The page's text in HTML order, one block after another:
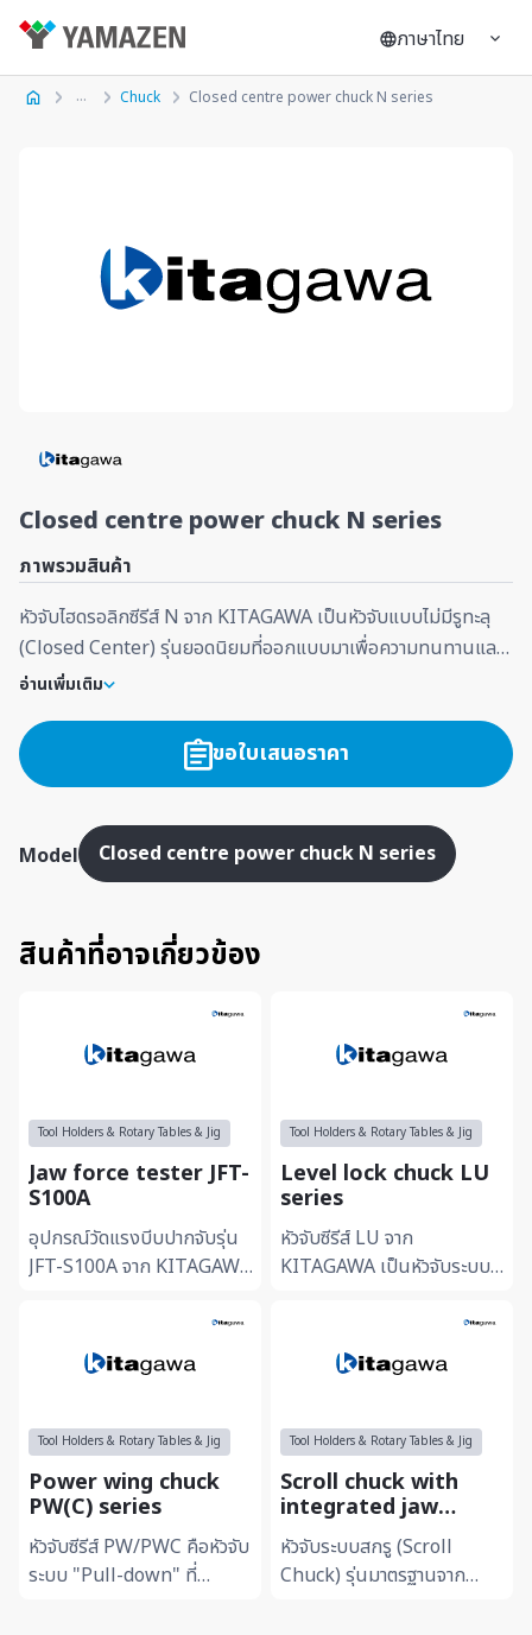
ภาษาไทย
Chuck Closed centre power chuck N series
Closed centre power chuck N series
ภาพรวมสินค้า
หัวจับไฮดรอลิกซีรีส์ N จาก KITAGAWA เป็นหัวจับแบบไม่มีรูทะลุ
(Closed Center) รุ่นยอดนิยมที่ออกแบบมาเพื่อความทนทานและ
ความแข็งแกร่งสูงสุด โครงสร้างผลิตจากเหล็กกล้าผสมเกรดพิเศษ
หนัก (Heavy-duty machining) ได้อย่างมั่นคง เนื่องจากไม่มีรู
ทะลุผ่านกลางหัวจับ จึงช่วยป้องกันเศษโลหะและน้ำมันหล่อเย็น
การกลึงชิ้นงานที่มีความยาวปานกลางหรือชิ้นงานที่ไม่ต้องการการ
ป้อนบาร์ผ่านแกนกลาง
อ่านเพิ่มเติม
ขอใบเสนอราคา
Model Closed centre power chuck N series
สินค้าที่อาจเกี่ยวข้อง
Tool Holders & Rotary Tables & Jig
Jaw force tester JFT-
S100A
อุปกรณ์วัดแรงบีบปากจับรุ่น
JFT-S100A จาก KITAGAWA
ออกแบบมาเพื่อตรวจสอบ...
Tool Holders & Rotary Tables & Jig
Level lock chuck LU
series
หัวจับซีรีส์ LU จาก
KITAGAWA เป็นหัวจับระบบ
เพื่อความมั่นคงสูงสุดในการ
จับยึดช...
Tool Holders & Rotary Tables & Jig
Power wing chuck
PW(C) series
หัวจับซีรีส์ PW/PWC คือหัวจับ
ระบบ "Pull-down" ที่
Tool Holders & Rotary Tables & Jig
Scroll chuck with
integrated jaw
(Straight recess) SC･
JN series
หัวจับระบบสกรู (Scroll
Chuck) รุ่นมาตรฐานจาก